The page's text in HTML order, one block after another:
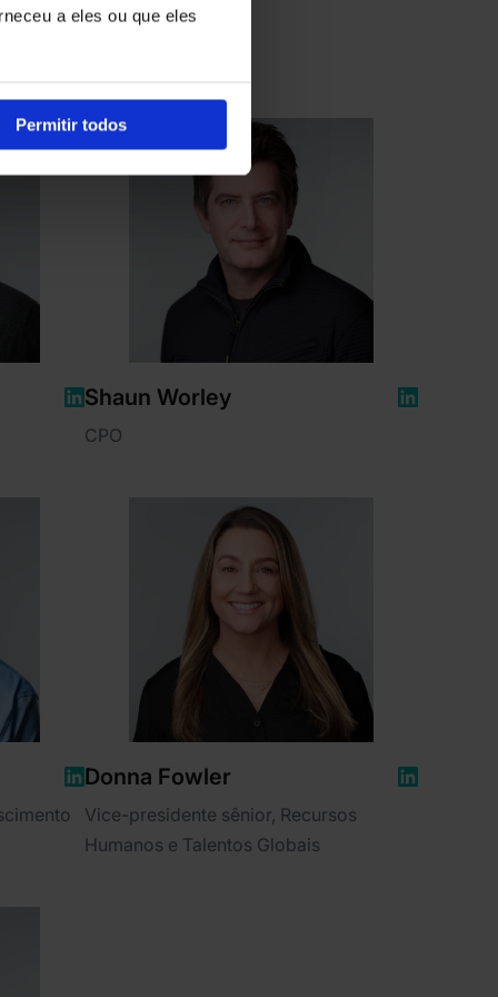
a eles ou que eles
Permitir todos
Shaun Worley
CPO
Donna Fowler
Vice-presidente sênior, Recursos
Humanos e Talentos Globais